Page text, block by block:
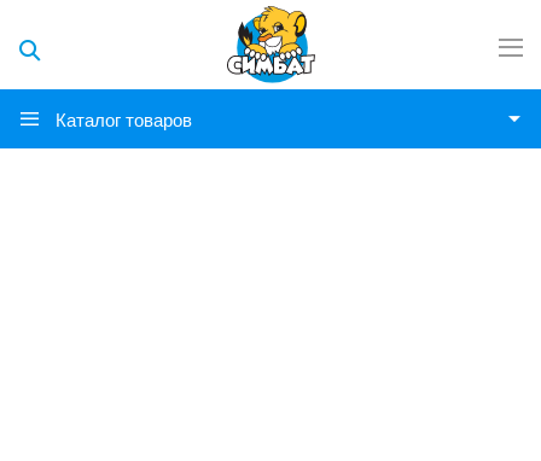
Каталог товаров